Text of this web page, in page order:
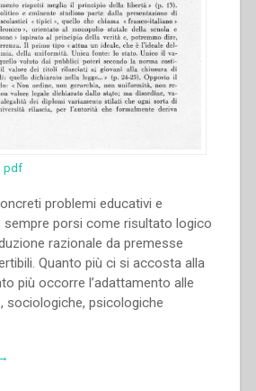
pdf
problemi educativi e
porsi come risultato logico
razionale da premesse
Quanto più ci si accosta alla
più occorre l’adattamento alle
sociologiche, psicologiche